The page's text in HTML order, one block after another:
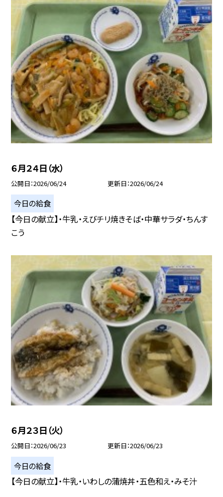
６月２４日（水）
公開日 2026/06/24 更新日 2026/06/24
今日の給食
【今日の献立】・牛乳・えびチリ焼きそば・中華サラダ・ちんす
こう
６月２３日（火）
公開日 2026/06/23 更新日 2026/06/23
今日の給食
【今日の献立】・牛乳・いわしの蒲焼丼・五色和え・みそ汁